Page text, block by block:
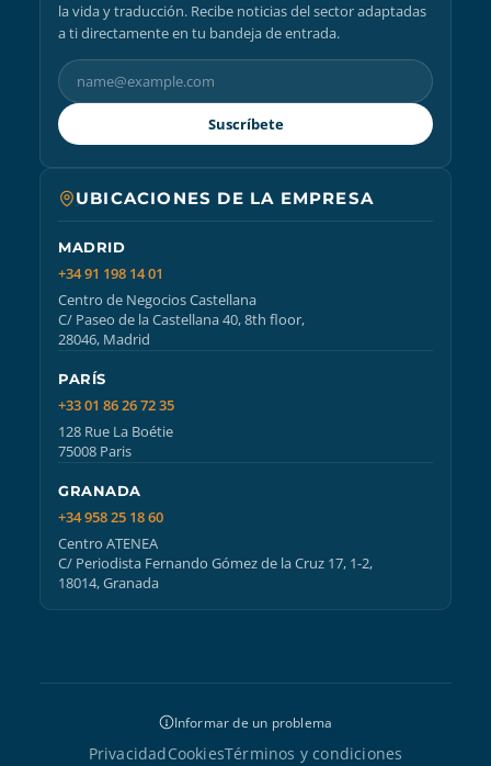
la vida y traducción. Recibe noticias del sector adaptadas
a ti directamente en tu bandeja de entrada.
Suscríbete
UBICACIONES DE LA EMPRESA
MADRID
+34 91 198 14 01
Centro de Negocios Castellana
C/ Paseo de la Castellana 40, 8th floor,
28046, Madrid
PARÍS
+33 01 86 26 72 35
128 Rue La Boétie
75008 Paris
GRANADA
+34 958 25 18 60
Centro ATENEA
C/ Periodista Fernando Gómez de la Cruz 17, 1-2,
18014, Granada
Informar de un problema
PrivacidadCookiesTérminos y condiciones